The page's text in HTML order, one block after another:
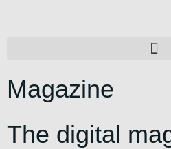
Magazine
The digital